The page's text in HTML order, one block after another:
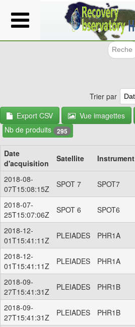
Aller
au
contenu
Trier par
Export CSV
Vue imagettes
Nb de produits 295
Date
d'acquisition
Satellite Instrument
2018-08-
07T15:08:15Z
SPOT 7 SPOT7
2018-07-
25T15:07:06Z
SPOT 6 SPOT6
2018-12-
01T15:41:11Z
PLEIADES PHR1A
2018-12-
01T15:41:11Z
PLEIADES PHR1A
2018-09-
27T15:41:31Z
PLEIADES PHR1B
2018-09-
27T15:41:31Z
PLEIADES PHR1B